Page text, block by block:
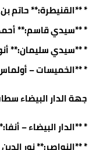
* **القنيطرة:** حاتم
* **سيدي قاسم:**
* **سيدي سليمان:**
* **الخميسات –
جهة الدار البيضاء
* **الدار البيضاء –